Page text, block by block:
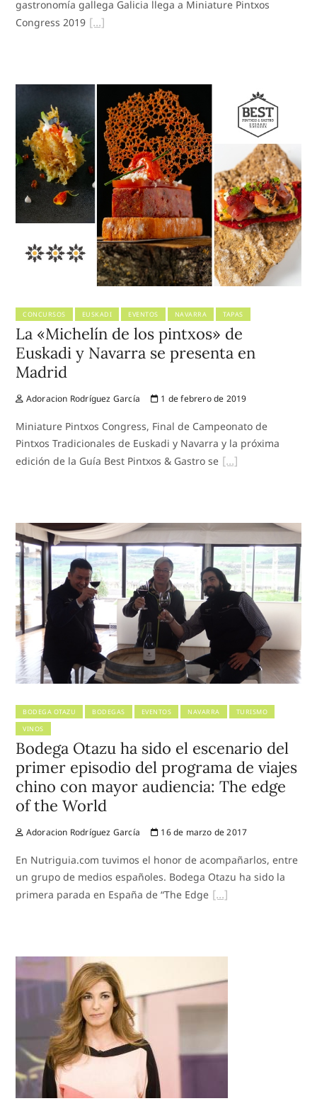
gastronomía gallega Galicia llega a Miniature Pintxos
Congress 2019
CONCURSOS EUSKADI EVENTOS NAVARRA TAPAS
La «Michelín de los pintxos» de
Euskadi y Navarra se presenta en
Madrid
Adoracion Rodríguez García 1 de febrero de 2019
Miniature Pintxos Congress, Final de Campeonato de
Pintxos Tradicionales de Euskadi y Navarra y la próxima
edición de la Guía Best Pintxos & Gastro se
BODEGA OTAZU BODEGAS EVENTOS NAVARRA
TURISMO
VINOS
Bodega Otazu ha sido el escenario del
primer episodio del programa de viajes
chino con mayor audiencia: The edge
of the World
Adoracion Rodríguez García 16 de marzo de 2017
En Nutriguia.com tuvimos el honor de acompañarlos, entre
un grupo de medios españoles. Bodega Otazu ha sido la
primera parada en España de “The Edge